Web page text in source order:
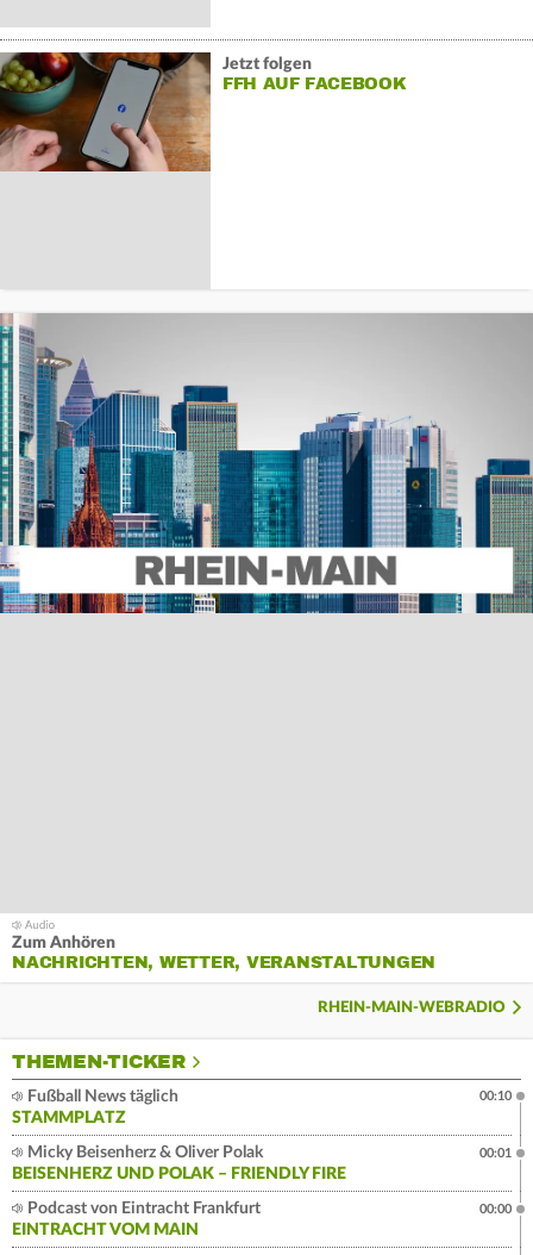
Jetzt folgen
FFH AUF FACEBOOK
Zum Anhören
NACHRICHTEN, WETTER, VERANSTALTUNGEN
RHEIN-MAIN-WEBRADIO
THEMEN-TICKER
Fußball News täglich
STAMMPLATZ
00:10
Micky Beisenherz & Oliver Polak
BEISENHERZ UND POLAK – FRIENDLY FIRE
00:01
Podcast von Eintracht Frankfurt
EINTRACHT VOM MAIN
00:00